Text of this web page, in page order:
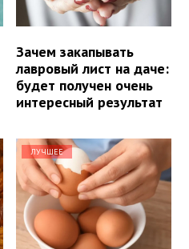
Зачем закапывать
лавровый лист на даче:
будет получен очень
интересный результат
ЛУЧШЕЕ